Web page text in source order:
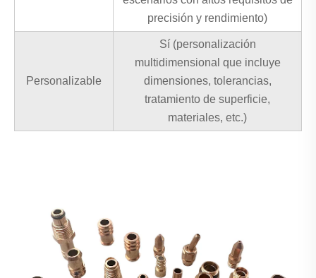
precisión y rendimiento)
Personalizable
Sí (personalización
multidimensional que incluye
dimensiones, tolerancias,
tratamiento de superficie,
materiales, etc.)